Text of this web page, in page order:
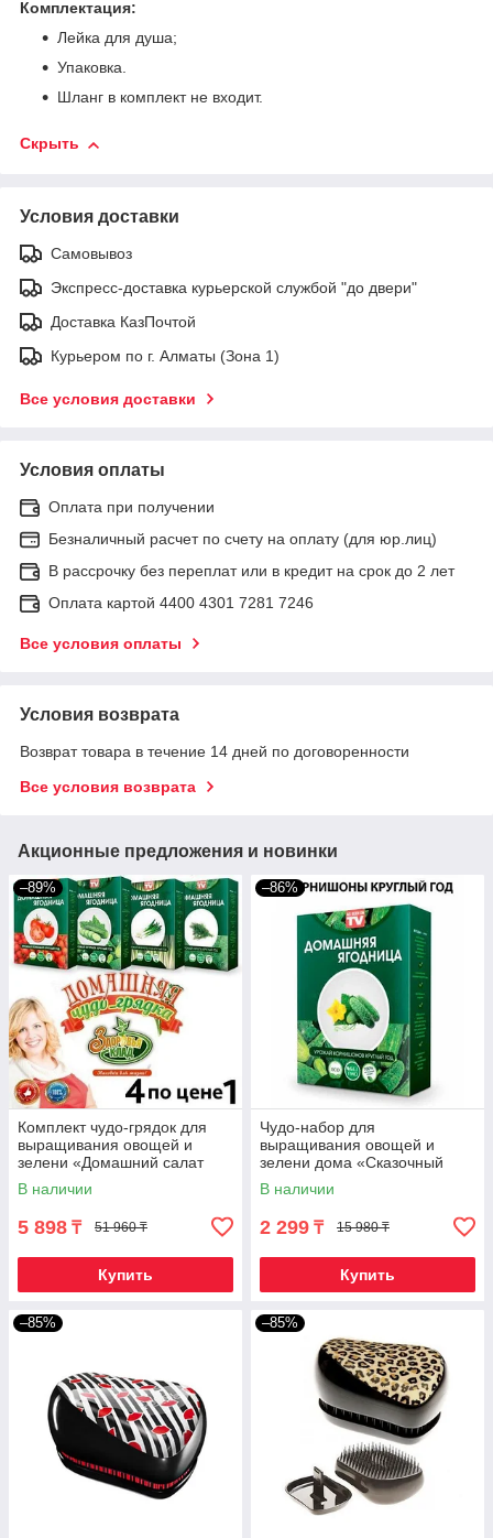
Комплектация:
Лейка для душа;
Упаковка.
Шланг в комплект не входит.
Скрыть
Условия доставки
Самовывоз
Экспресс-доставка курьерской службой "до двери"
Доставка КазПочтой
Курьером по г. Алматы (Зона 1)
Все условия доставки
Условия оплаты
Оплата при получении
Безналичный расчет по счету на оплату (для юр.лиц)
В рассрочку без переплат или в кредит на срок до 2 лет
Оплата картой 4400 4301 7281 7246
Все условия оплаты
Условия возврата
Возврат товара в течение 14 дней по договоренности
Все условия возврата
Акционные предложения и новинки
–89%
Комплект чудо-грядок для
выращивания овощей и
зелени «Домашний салат
круглый год»
В наличии
5 898 ₸ 51 960 ₸
Купить
–86%
Чудо-набор для
выращивания овощей и
зелени дома «Сказочный
огород круглый год» без ГМО
(Корнишоны)
В наличии
2 299 ₸ 15 980 ₸
Купить
–85% –85%